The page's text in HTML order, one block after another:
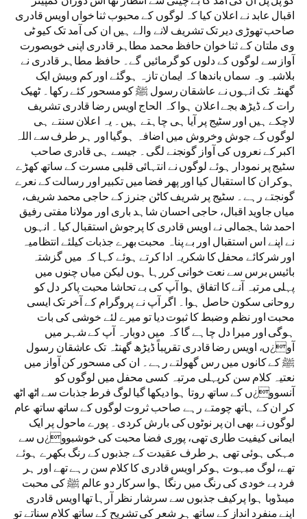
اقبال عابد نے اعلان کیا کہ لوگوں کے محبوب ثنا خواں اویس قادری
صاحب تھوڑی دیر تک تشریف لانے والے ہیں ان کی آمد تک کیو ٹی
وی ملتان کے ثنا خوان حافظ محمد مطاہر قادری اپنی خوبصورت
آواز سے لوگوں کے دلوں کو گرمائیں گے۔ حافظ مطاہر قادری نے
بلاشبہ وہ سماں باندھا کہ ایمان تازہ ہوگئے اور کم وبیش ایک
گھنٹہ تک انہوں نے عاشقان رسول ﷺ کو مسحور کئے رکھا۔ ٹھیک
رات کے ڈیڑھ بجے اعلان ہوا کہ الحاج اویس رضا قادری تشریف
لاچکے ہیں اور سٹیج پر آیا ہی چاہتے ہیں۔ یہ اعلان سنتے ہی
لوگوں کے جوش وخروش میں اضافہ ہوگیا اور ہر طرف سے اللہ
اکبر کے نعروں کی آواز گونجنے لگی۔ جیسے ہی قادری صاحب
سٹیج پر نمودار ہوئے لوگوں نے انتہائی قلبی مسرت کے ساتھ کھڑے
ہوکر ان کا استقبال کیا اور پھر فضا میں تکبیر اور رسالت کے نعرے
گونجتے رہے۔ سٹیج پر شریف کاٹن جنرز کے حاجی محمد شریف،
میاں جاوید اقبال، حاجی احسان شاہد باری اور مولانا مفتی رفیق
احمد شاہجمالی نے اویس قادری کا پرجوش استقبال کیا۔ انہوں
نے اپنے اس استقبال اور بے پناہ محبت بھرے جذبات کیلئے انتظامیہ
اور شرکائے محفل کا شکریہ ادا کرتے ہوئے کہا کہ میں گزشتہ
بائیس برس سے نعت خوانی کررہا ہوں لیکن میاں چنوں میں
پہلی مرتبہ آنے کا اتفاق ہوا آپ کی بے تحاشا محبت پاکر دل کو
روحانی سکون حاصل ہوا۔ اگر آپ نے پروگرام کے آخر تک ایسی
محبت اور نظم وضبط کا ثبوت دیا تو میرے لئے خوشی کی بات
ہوگی اور میرا دل چاہے گا کہ میں دوبارہ آپ کے شہر میں
آو¿ں، اویس رضا قادری تقریباً ڈیڑھ گھنٹہ تک عاشقان رسول
ﷺ کے کانوں میں رس گھولتے رہے۔ ان کی مسحور کن آواز میں
نعتیہ کلام سن کرپہلی مرتبہ کسی محفل میں لوگوں کو
آنسوو¿ں کے ساتھ روتا ہوا دیکھا گیا لوگ فرط جذبات سے اٹھ اٹھ
کر ان کے ہاتھ چومتے رہے صاحب ثروت لوگوں کے ساتھ ساتھ عام
لوگوں نے بھی ان پر نوٹوں کی بارش کردی۔ پورے ماحول پر ایک
ایمانی کیفیت طاری تھی، پوری فضا محبت کی خوشبوو¿ں سے
مہکی ہوئی تھی ہر طرف عقیدت کے جذبوں کے رنگ بکھرے ہوئے
تھے، لوگ مبہوت ہوکر اویس قادری کا کلام سن رہے تھے اور ہر
فرد بے خودی کی رنگ میں رنگا ہوا سرکار دو عالم ﷺ کی محبت
میںڈوبا ہوا پرکیف جذبوں سے سرشار نظر آرہا تھا اویس قادری
اپنے منفرد انداز کے ساتھ ہر شعر کی تشریح کے ساتھ کلام سناتے تو